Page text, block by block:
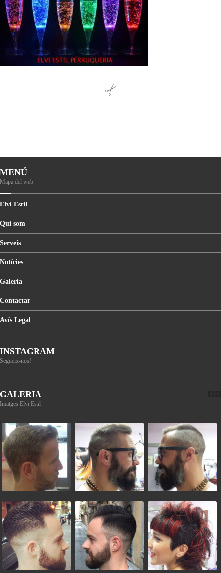
MENÚ
Mapa del web
Elvi Estil
Qui som
Serveis
Notícies
Galeria
Contactar
Avís Legal
INSTAGRAM
Segueix-nos!
GALERIA
Imatges Elvi Estil